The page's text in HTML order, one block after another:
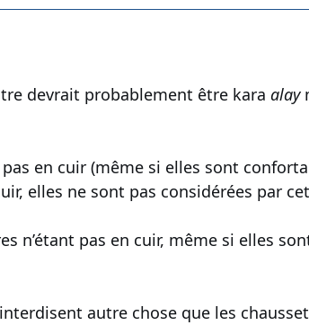
devrait probablement être kara alay
en cuir (même si elles sont
elles ne sont pas considérées par
n’étant pas en cuir, même si elles
autre chose que les